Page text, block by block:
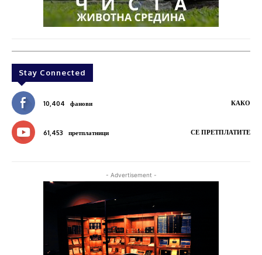
Stay Connected
10,404 фанови КАКО
61,453 претплатници СЕ ПРЕТПЛАТИТЕ
- Advertisement -